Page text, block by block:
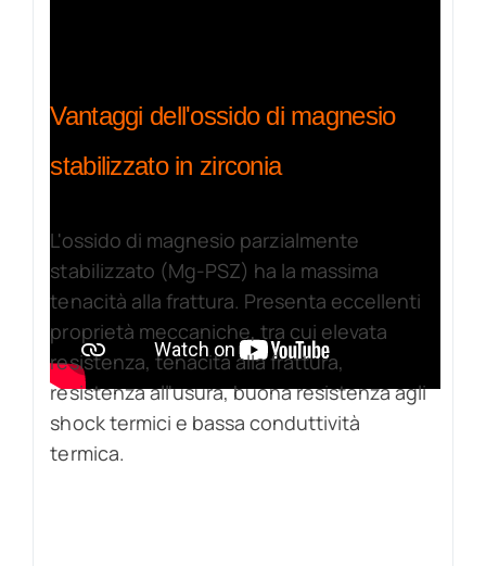
Vantaggi dell'ossido di magnesio
stabilizzato in zirconia
L'ossido di magnesio parzialmente
stabilizzato (Mg-PSZ) ha la massima
tenacità alla frattura. Presenta eccellenti
proprietà meccaniche, tra cui elevata
resistenza, tenacità alla frattura,
resistenza all'usura, buona resistenza agli
shock termici e bassa conduttività
termica.